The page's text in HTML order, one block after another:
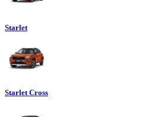
Starlet
Starlet Cross